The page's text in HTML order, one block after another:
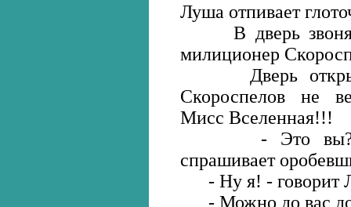
Луша отпивает
В дверь звонят.
милиционер
Дверь
Скороспелов не
Мисс Вселенная!!!
- Это вы? -
спрашивает
- Ну я! - говорит
- Можно до вас